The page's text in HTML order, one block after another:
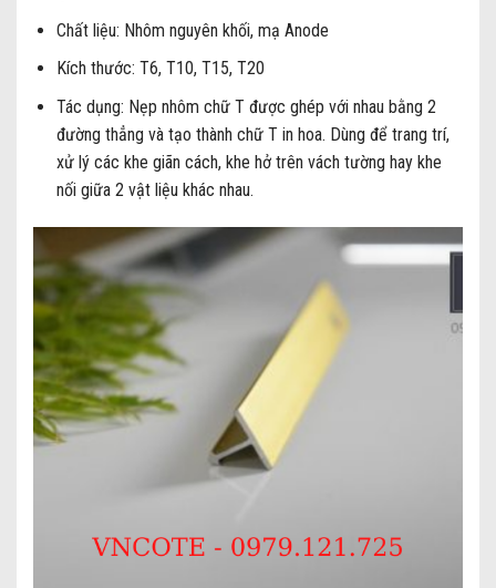
Chất liệu: Nhôm nguyên khối, mạ Anode
Kích thước: T6, T10, T15, T20
Tác dụng: Nẹp nhôm chữ T được ghép với nhau bằng 2
đường thẳng và tạo thành chữ T in hoa. Dùng để trang trí,
xử lý các khe giãn cách, khe hở trên vách tường hay khe
nối giữa 2 vật liệu khác nhau.